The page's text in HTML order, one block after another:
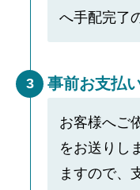
へ手配完了
3 事前お支払
お客様へご
をお送りし
ますので、